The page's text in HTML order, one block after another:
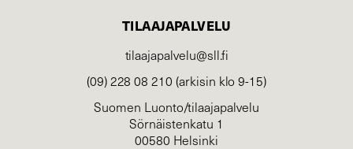
TILAAJAPALVELU
tilaajapalvelu@sll.fi
(09) 228 08 210 (arkisin klo 9-15)
Suomen Luonto/tilaajapalvelu
Sörnäistenkatu 1
00580 Helsinki